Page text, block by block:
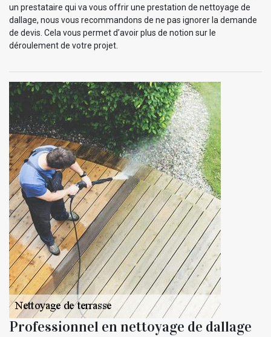
un prestataire qui va vous offrir une prestation de nettoyage de
dallage, nous vous recommandons de ne pas ignorer la demande
de devis. Cela vous permet d’avoir plus de notion sur le
déroulement de votre projet.
Professionnel en nettoyage de dallage